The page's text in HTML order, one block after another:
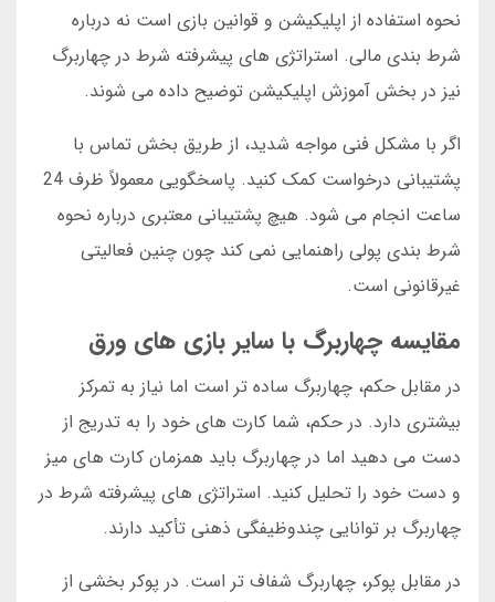
نحوه استفاده از اپلیکیشن و قوانین بازی است نه درباره
شرط بندی مالی. استراتژی های پیشرفته شرط در چهاربرگ
نیز در بخش آموزش اپلیکیشن توضیح داده می شوند.
اگر با مشکل فنی مواجه شدید، از طریق بخش تماس با
پشتیبانی درخواست کمک کنید. پاسخگویی معمولاً ظرف 24
ساعت انجام می شود. هیچ پشتیبانی معتبری درباره نحوه
شرط بندی پولی راهنمایی نمی کند چون چنین فعالیتی
غیرقانونی است.
مقایسه چهاربرگ با سایر بازی های ورق
در مقابل حکم، چهاربرگ ساده تر است اما نیاز به تمرکز
بیشتری دارد. در حکم، شما کارت های خود را به تدریج از
دست می دهید اما در چهاربرگ باید همزمان کارت های میز
و دست خود را تحلیل کنید. استراتژی های پیشرفته شرط در
چهاربرگ بر توانایی چندوظیفگی ذهنی تأکید دارند.
در مقابل پوکر، چهاربرگ شفاف تر است. در پوکر بخشی از